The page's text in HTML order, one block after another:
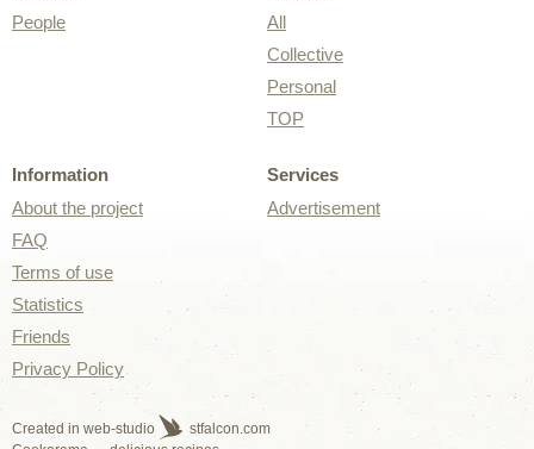
People
All
Collective
Personal
TOP
Information
About the project
FAQ
Terms of use
Statistics
Friends
Privacy Policy
Services
Advertisement
Created in web-studio
stfalcon.com